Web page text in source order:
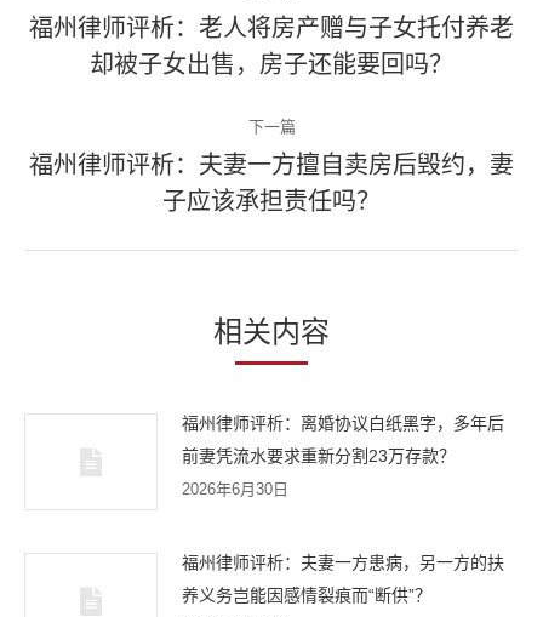
章
上
一
章：
福州律师评析：老人将房产赠与子女托付养老
却被子女出售，房子还能要回吗？
下一篇
下
一
篇
章：
福州律师评析：夫妻一方擅自卖房后毁约，妻
子应该承担责任吗？
相关内容
福州律师评析：离婚协议白纸黑字，多年后
前妻凭流水要求重新分割23万存款？
2026年6月30日
福州律师评析：夫妻一方患病，另一方的扶
养义务岂能因感情裂痕而“断供”？